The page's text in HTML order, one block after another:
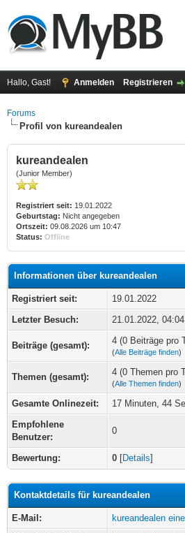
Hallo, Gast! Anmelden Registrieren
Forums
Profil von kureandealen
kureandealen
(Junior Member)
Registriert seit: 19.01.2022
Geburtstag: Nicht angegeben
Ortszeit: 09.08.2026 um 10:47
Status: Offline
Informationen über kureandealen
Registriert seit:
19.01.2022
Letzter Besuch:
21.01.2022, 04:04
Beiträge (gesamt): 4 (0 Beiträge pro
(Alle Beiträge finden)
Themen (gesamt): 4 (0 Themen pro
(Alle Themen finden)
Gesamte Onlinezeit:
17 Minuten, 44
Empfohlene
Benutzer:
0
Bewertung: 0 [Details]
Kontaktdetails für kureandealen
E-Mail:
kureandealen